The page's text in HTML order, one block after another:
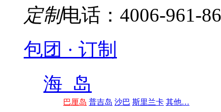
定制电话：4006-961-
包团 · 订制
海 岛
巴厘岛 普吉岛 沙巴 斯里兰卡 其他…